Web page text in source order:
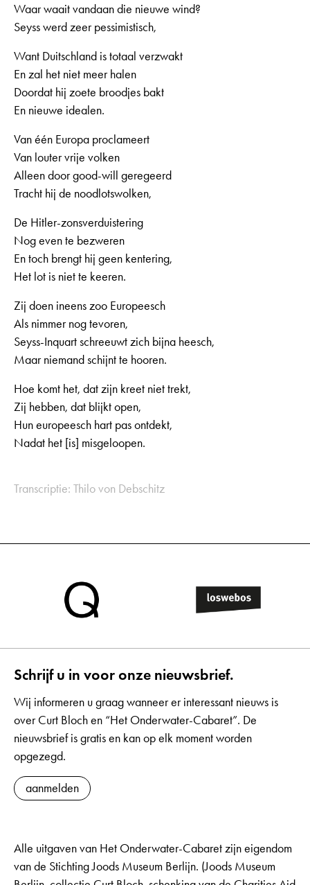
Waar waait vandaan die nieuwe wind?
Seyss werd zeer pessimistisch,
Want Duitschland is totaal verzwakt
En zal het niet meer halen
Doordat hij zoete broodjes bakt
En nieuwe idealen.
Van één Europa proclameert
Van louter vrije volken
Alleen door good-will geregeerd
Tracht hij de noodlotswolken,
De Hitler-zonsverduistering
Nog even te bezweren
En toch brengt hij geen kentering,
Het lot is niet te keeren.
Zij doen ineens zoo Europeesch
Als nimmer nog tevoren,
Seyss-Inquart schreeuwt zich bijna heesch,
Maar niemand schijnt te hooren.
Hoe komt het, dat zijn kreet niet trekt,
Zij hebben, dat blijkt open,
Hun europeesch hart pas ontdekt,
Nadat het [is] misgeloopen.
Transcriptie: Thilo von Debschitz
Schrijf u in voor onze nieuwsbrief.
Wij informeren u graag wanneer er interessant nieuws is
over Curt Bloch en “Het Onderwater-Cabaret”. De
nieuwsbrief is gratis en kan op elk moment worden
opgezegd.
aanmelden
Alle uitgaven van Het Onderwater-Cabaret zijn eigendom
van de Stichting Joods Museum Berlijn. (Joods Museum